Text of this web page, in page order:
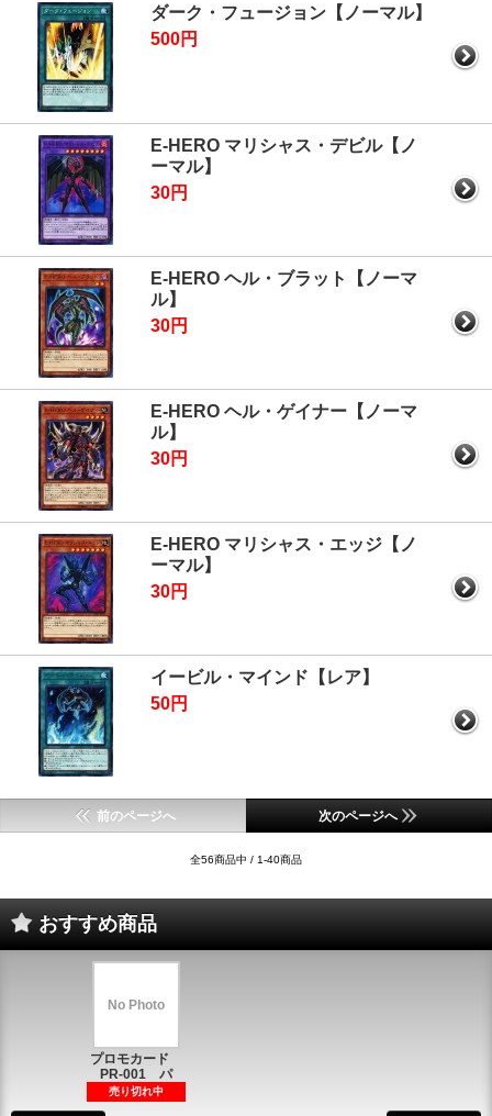
ダーク・フュージョン【ノーマル】
500円
E-HERO マリシャス・デビル【ノ
ーマル】
30円
E-HERO ヘル・ブラット【ノーマ
ル】
30円
E-HERO ヘル・ゲイナー【ノーマ
ル】
30円
E-HERO マリシャス・エッジ【ノ
ーマル】
30円
イービル・マインド【レア】
50円
前のページへ 次のページへ
全56商品中 / 1-40商品
おすすめ商品
No Photo
プロモカード
PR-001 パ
売り切れ中